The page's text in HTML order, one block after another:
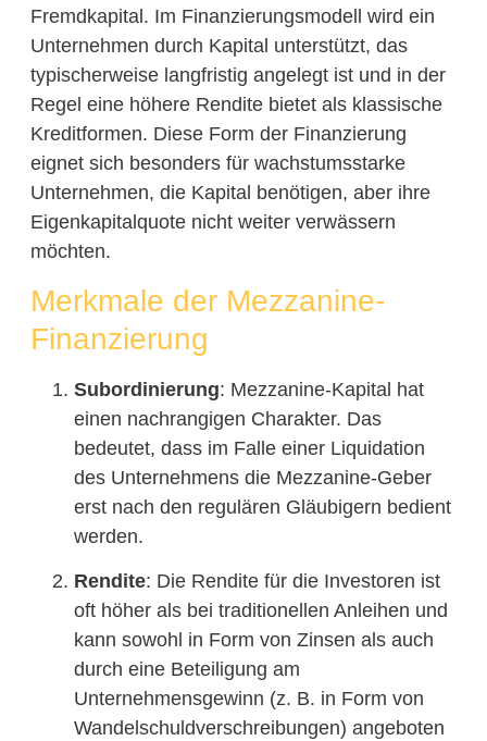
Fremdkapital. Im Finanzierungsmodell wird ein
Unternehmen durch Kapital unterstützt, das
typischerweise langfristig angelegt ist und in der
Regel eine höhere Rendite bietet als klassische
Kreditformen. Diese Form der Finanzierung
eignet sich besonders für wachstumsstarke
Unternehmen, die Kapital benötigen, aber ihre
Eigenkapitalquote nicht weiter verwässern
möchten.
Merkmale der Mezzanine-
Finanzierung
Subordinierung: Mezzanine-Kapital hat
einen nachrangigen Charakter. Das
bedeutet, dass im Falle einer Liquidation
des Unternehmens die Mezzanine-Geber
erst nach den regulären Gläubigern bedient
werden.
Rendite: Die Rendite für die Investoren ist
oft höher als bei traditionellen Anleihen und
kann sowohl in Form von Zinsen als auch
durch eine Beteiligung am
Unternehmensgewinn (z. B. in Form von
Wandelschuldverschreibungen) angeboten